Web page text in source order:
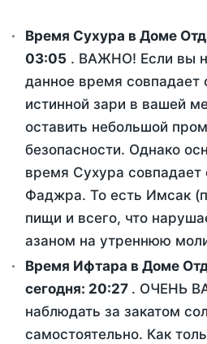
Время Сухура в Доме
03:05 . ВАЖНО! Если вы
данное время совпадает
истинной зари в вашей
оставить небольшой
безопасности. Однако
время Сухура
Фаджра. То есть Имсак
пищи и всего, что
азаном на утреннюю
Время Ифтара в Доме
сегодня: 20:27 . ОЧЕНЬ
наблюдать за закатом
самостоятельно. Как